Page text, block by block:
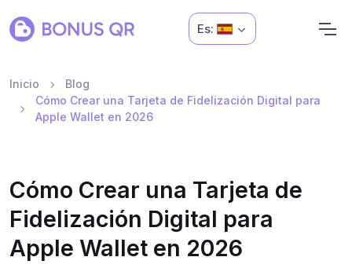
Es:
Inicio
Blog
Cómo Crear una Tarjeta de Fidelización Digital para
Apple Wallet en 2026
Cómo Crear una Tarjeta de
Fidelización Digital para
Apple Wallet en 2026